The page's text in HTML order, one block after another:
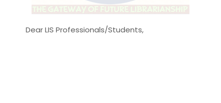
Dear LIS Professionals/Students,